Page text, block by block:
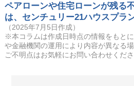
ペアローンや住宅ローンが残る
は、センチュリー21ハウスプラ
（2025年7月5日作成）
※本コラムは作成日時点の情報をもと
や金融機関の運用により内容が異なる
ご不明点はお気軽にお問い合わせくださ